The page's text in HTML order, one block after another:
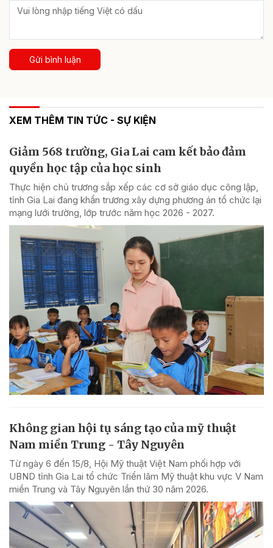
Gửi bình luận
XEM THÊM TIN TỨC - SỰ KIỆN
Giảm 568 trường, Gia Lai cam kết bảo đảm
quyền học tập của học sinh
Thực hiện chủ trương sắp xếp các cơ sở giáo dục công lập,
tỉnh Gia Lai đang khẩn trương xây dựng phương án tổ chức lại
mạng lưới trường, lớp trước năm học 2026 - 2027.
Không gian hội tụ sáng tạo của mỹ thuật
Nam miền Trung - Tây Nguyên
Từ ngày 6 đến 15/8, Hội Mỹ thuật Việt Nam phối hợp với
UBND tỉnh Gia Lai tổ chức Triển lãm Mỹ thuật khu vực V Nam
miền Trung và Tây Nguyên lần thứ 30 năm 2026.